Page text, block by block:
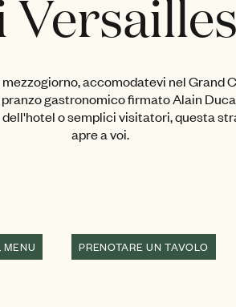
Versailles
accomodatevi nel Grand
gastronomico firmato Alain
o semplici visitatori, questa
apre a voi.
MENU PRENOTARE UN TAVOLO